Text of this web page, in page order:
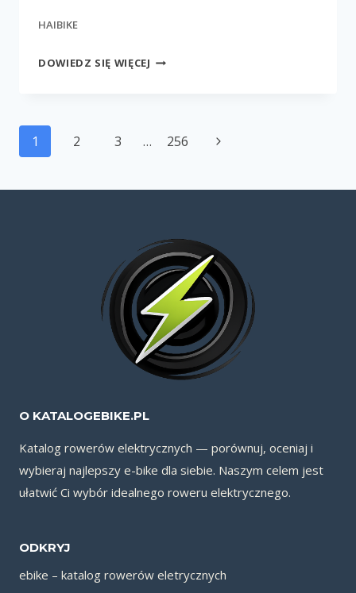
HAIBIKE
DOWIEDZ SIĘ WIĘCEJ ALLTRAIL
Nawigacja
strony
1 2 3 … 256
Następna
O KATALOGEBIKE.PL
Katalog rowerów elektrycznych — porównuj, oceniaj i
wybieraj najlepszy e-bike dla siebie. Naszym celem jest
ułatwić Ci wybór idealnego roweru elektrycznego.
ODKRYJ
ebike – katalog rowerów eletrycznych